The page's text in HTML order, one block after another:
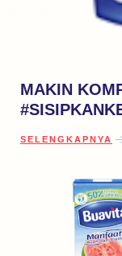
MAKIN
DISCOVER
SELENGKAPNYA